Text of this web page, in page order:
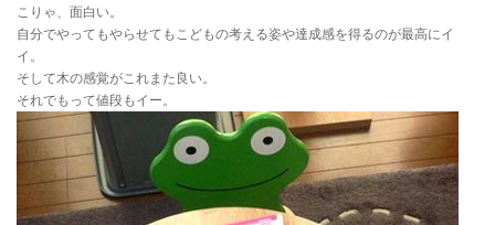
こりゃ、面白い。
自分でやってもやらせてもこどもの考える姿や達成感を得るのが最高にイ
イ。
そして木の感覚がこれまた良い。
それでもって値段もイー。